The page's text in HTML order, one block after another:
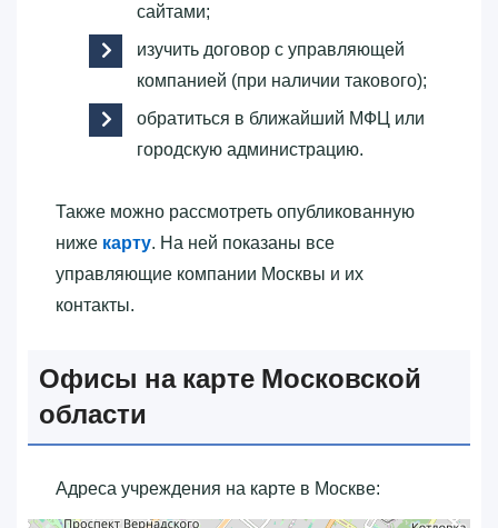
сайтами;
изучить договор с управляющей
компанией (при наличии такового);
обратиться в ближайший МФЦ или
городскую администрацию.
Также можно рассмотреть опубликованную
ниже карту. На ней показаны все
управляющие компании Москвы и их
контакты.
Офисы на карте Московской
области
Адреса учреждения на карте в Москве: